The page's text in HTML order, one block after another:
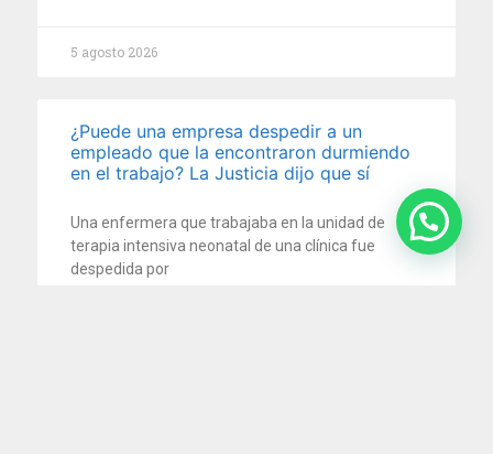
5 agosto 2026
¿Puede una empresa despedir a un
empleado que la encontraron durmiendo
en el trabajo? La Justicia dijo que sí
Una enfermera que trabajaba en la unidad de
terapia intensiva neonatal de una clínica fue
despedida por